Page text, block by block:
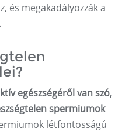
és megakadályozzák a
egészségéről van szó,
spermiumok
létfontosságú